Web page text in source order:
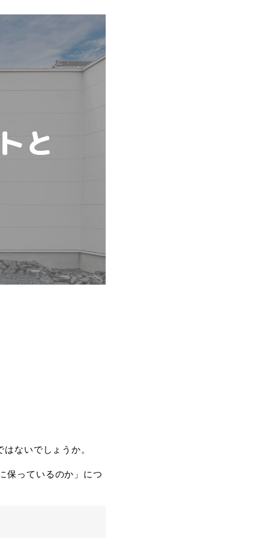
ないでしょうか。
保っているのか」につ